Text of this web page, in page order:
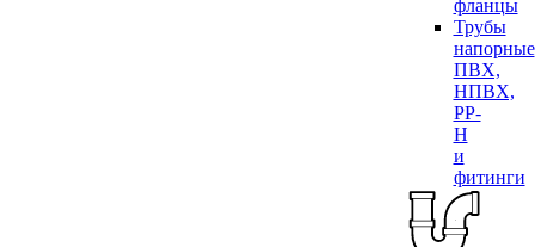
фланцы
Трубы
напорные
ПВХ,
НПВХ,
PP-
H
и
фитинги